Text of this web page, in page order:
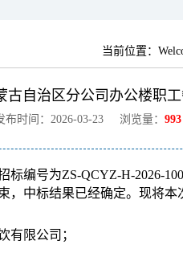
当前位置：
古自治区分公司办公楼职
布时间：2026-03-23 浏览量： 993
标编号为ZS-QCYZ-H-2026-
，中标结果已经确定。现将
有限公司；